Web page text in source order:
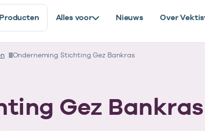
Producten Alles voor Nieuws Over Vektis
Onderneming Stichting Gez Bankras
Gez Bankras